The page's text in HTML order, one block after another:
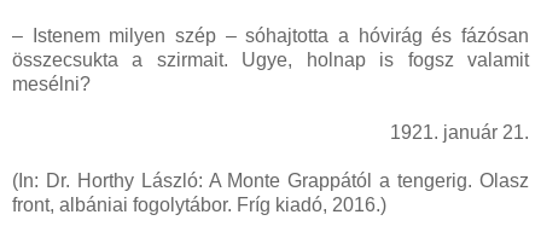
– Istenem milyen szép – sóhajtotta a hóvirág és fázósan
összecsukta a szirmait. Ugye, holnap is fogsz valamit
mesélni?
1921. január 21.
(In: Dr. Horthy László: A Monte Grappától a tengerig. Olasz
front, albániai fogolytábor. Fríg kiadó, 2016.)